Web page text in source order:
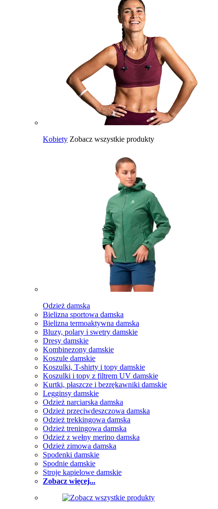
Kobiety Zobacz wszystkie produkty
Odzież damska
Bielizna sportowa damska
Bielizna termoaktywna damska
Bluzy, polary i swetry damskie
Dresy damskie
Kombinezony damskie
Koszule damskie
Koszulki, T-shirty i topy damskie
Koszulki i topy z filtrem UV damskie
Kurtki, płaszcze i bezrękawniki damskie
Legginsy damskie
Odzież narciarska damska
Odzież przeciwdeszczowa damska
Odzież trekkingowa damska
Odzież treningowa damska
Odzież z wełny merino damska
Odzież zimowa damska
Spodenki damskie
Spodnie damskie
Stroje kąpielowe damskie
Zobacz więcej...